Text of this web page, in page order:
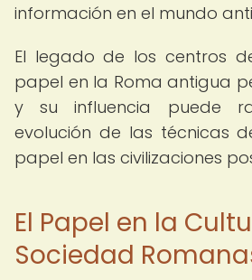
información en el mundo
El legado de los centros
papel en la Roma antigua
y su influencia puede
evolución de las técnicas
papel en las civilizaciones
El Papel en la
Sociedad